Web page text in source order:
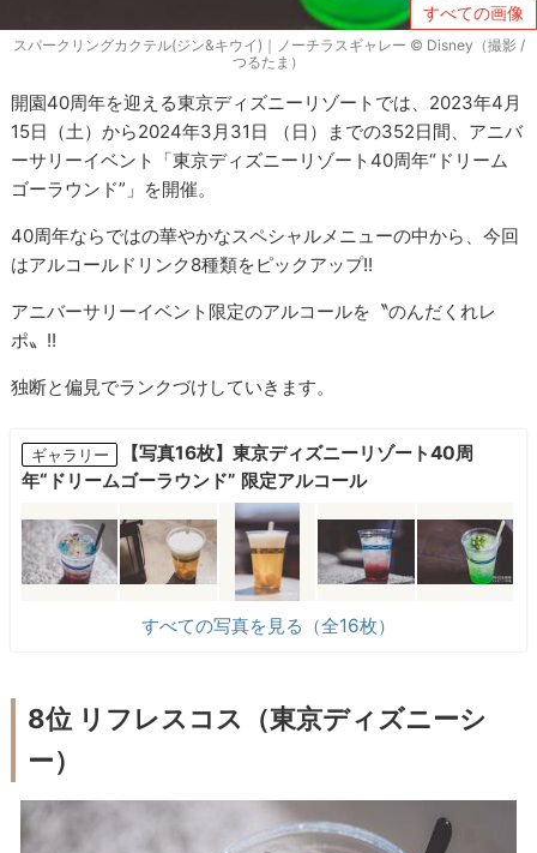
すべての画像
スパークリングカクテル(ジン&キウイ)｜ノーチラスギャレー © Disney（撮影 /
つるたま）
開園40周年を迎える東京ディズニーリゾートでは、2023年4月
15日（土）から2024年3月31日 （日）までの352日間、アニバ
ーサリーイベント「東京ディズニーリゾート40周年“ドリーム
ゴーラウンド”」を開催。
40周年ならではの華やかなスペシャルメニューの中から、今回
はアルコールドリンク8種類をピックアップ!!
アニバーサリーイベント限定のアルコールを〝のんだくれレ
ポ〟!!
独断と偏見でランクづけしていきます。
ギャラリー
【写真16枚】東京ディズニーリゾート40周
年“ドリームゴーラウンド” 限定アルコール
すべての写真を見る（全16枚）
8位 リフレスコス（東京ディズニーシ
ー）